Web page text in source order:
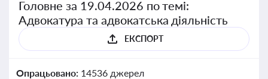
Головне за 19.04.2026 по темі:
Адвокатура та адвокатська діяльність
ЕКСПОРТ
Опрацьовано: 14536 джерел